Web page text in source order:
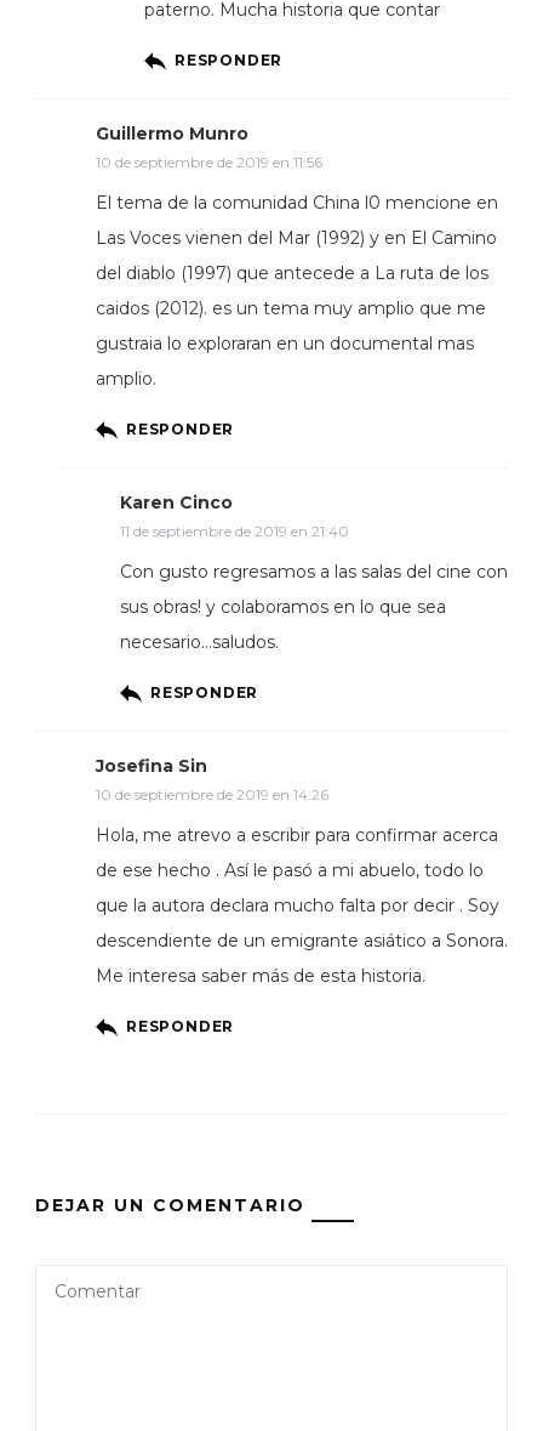
paterno. Mucha historia que contar
RESPONDER
Guillermo Munro
10 de septiembre de 2019 en 11:56
El tema de la comunidad China l0 mencione en
Las Voces vienen del Mar (1992) y en El Camino
del diablo (1997) que antecede a La ruta de los
caidos (2012). es un tema muy amplio que me
gustraia lo exploraran en un documental mas
amplio.
RESPONDER
Karen Cinco
11 de septiembre de 2019 en 21:40
Con gusto regresamos a las salas del cine con
sus obras! y colaboramos en lo que sea
necesario…saludos.
RESPONDER
Josefina Sin
10 de septiembre de 2019 en 14:26
Hola, me atrevo a escribir para confirmar acerca
de ese hecho . Así le pasó a mi abuelo, todo lo
que la autora declara mucho falta por decir . Soy
descendiente de un emigrante asiático a Sonora.
Me interesa saber más de esta historia.
RESPONDER
DEJAR UN COMENTARIO